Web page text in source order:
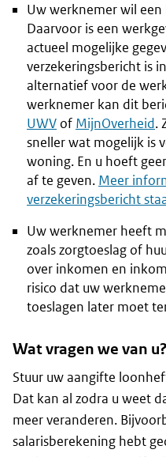
Uw werknemer wil
Daarvoor is een
actueel mogelijke
verzekeringsbericht is
alternatief voor de
werknemer kan dit
UWV of MijnOverheid.
sneller wat mogelijk is
woning. En u hoeft
af te geven. Meer
verzekeringsbericht
Uw werknemer heeft
zoals zorgtoeslag of
over inkomen en
risico dat uw
toeslagen later moet
Wat vragen we van u?
Stuur uw aangifte
Dat kan al zodra u weet
meer veranderen.
salarisberekening hebt